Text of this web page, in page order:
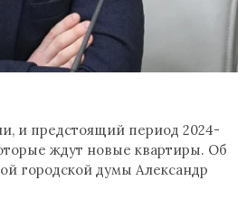
и предстоящий период 2024-
ждут новые квартиры. Об
городской думы Александр